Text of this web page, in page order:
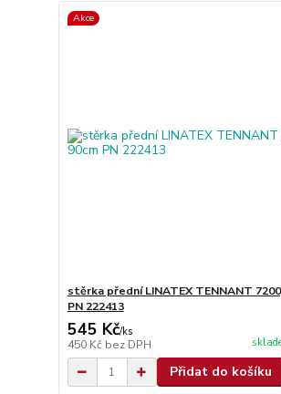
Akce
stěrka přední LINATEX TENNANT
PN 222413
545 Kč/ks
450 Kč bez DPH
Přidat do košíku